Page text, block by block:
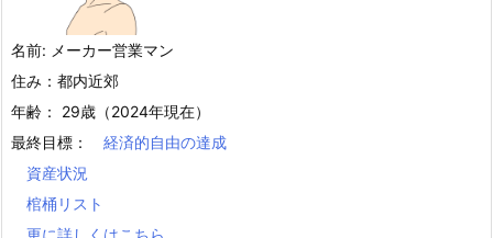
名前: メーカー営業マン
住み：都内近郊
年齢： 29歳（2024年現在）
最終目標：
経済的自由の達成
資産状況
棺桶リスト